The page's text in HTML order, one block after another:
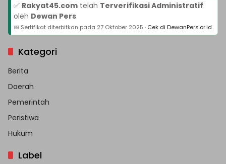
✅ Rakyat45.com telah Terverifikasi Administratif
oleh Dewan Pers
📅 Sertifikat diterbitkan pada 27 Oktober 2025 · Cek di DewanPers.or.id
Kategori
Berita
Daerah
Pemerintah
Peristiwa
Hukum
Label